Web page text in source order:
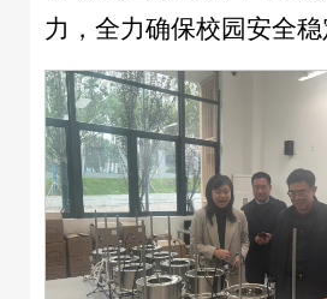
力，全力确保校园安全稳